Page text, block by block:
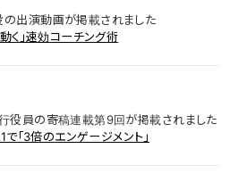
の出演動画が掲載されました
く」速効コーチング術
役員の寄稿連載第9回が掲載されました
「3倍のエンゲージメント」